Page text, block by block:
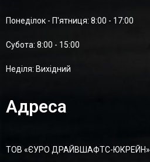
Понеділок - П'ятниця: 8:00 - 17:00
Суботa: 8:00 - 15:00
Неділя: Вихідний
Адреса
ТОВ «ЄУРО ДРАЙВШАФТC-ЮКРЕЙН»